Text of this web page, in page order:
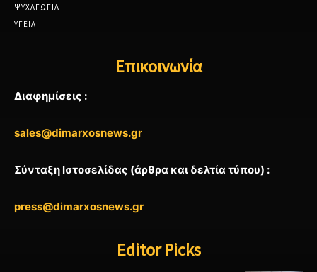
ΨΥΧΑΓΩΓΙΑ
ΥΓΕΙΑ
Επικοινωνία
Διαφημίσεις :
sales@dimarxosnews.gr
Σύνταξη Ιστοσελίδας (άρθρα και δελτία τύπου) :
press@dimarxosnews.gr
Editor Picks